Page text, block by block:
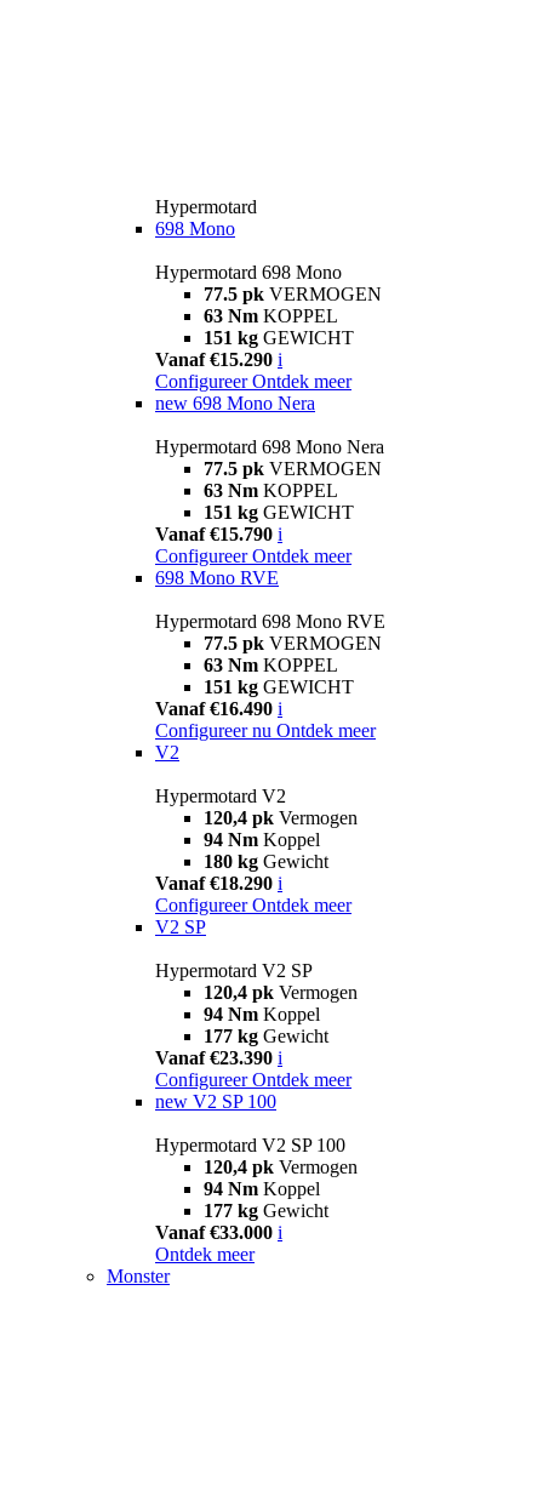
Hypermotard
698 Mono
Hypermotard 698 Mono
77.5 pk VERMOGEN
63 Nm KOPPEL
151 kg GEWICHT
Vanaf €15.290 i
Configureer Ontdek meer
new 698 Mono Nera
Hypermotard 698 Mono Nera
77.5 pk VERMOGEN
63 Nm KOPPEL
151 kg GEWICHT
Vanaf €15.790 i
Configureer Ontdek meer
698 Mono RVE
Hypermotard 698 Mono RVE
77.5 pk VERMOGEN
63 Nm KOPPEL
151 kg GEWICHT
Vanaf €16.490 i
Configureer nu Ontdek meer
V2
Hypermotard V2
120,4 pk Vermogen
94 Nm Koppel
180 kg Gewicht
Vanaf €18.290 i
Configureer Ontdek meer
V2 SP
Hypermotard V2 SP
120,4 pk Vermogen
94 Nm Koppel
177 kg Gewicht
Vanaf €23.390 i
Configureer Ontdek meer
new V2 SP 100
Hypermotard V2 SP 100
120,4 pk Vermogen
94 Nm Koppel
177 kg Gewicht
Vanaf €33.000 i
Ontdek meer
Monster